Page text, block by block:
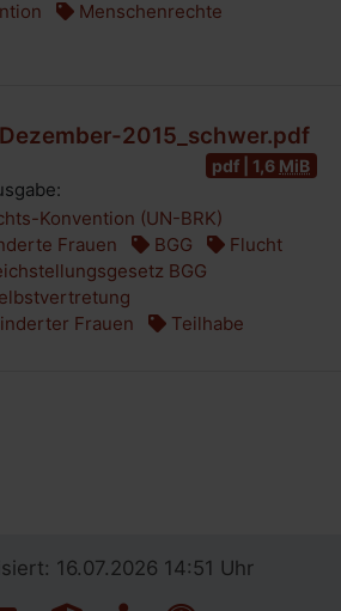
Menschenrechte
2015_schwer.pdf
pdf | 1,6 MiB
Konvention (UN-BRK)
Frauen
BGG
Flucht
BGG
Frauen
Teilhabe
16.07.2026 14:51 Uhr